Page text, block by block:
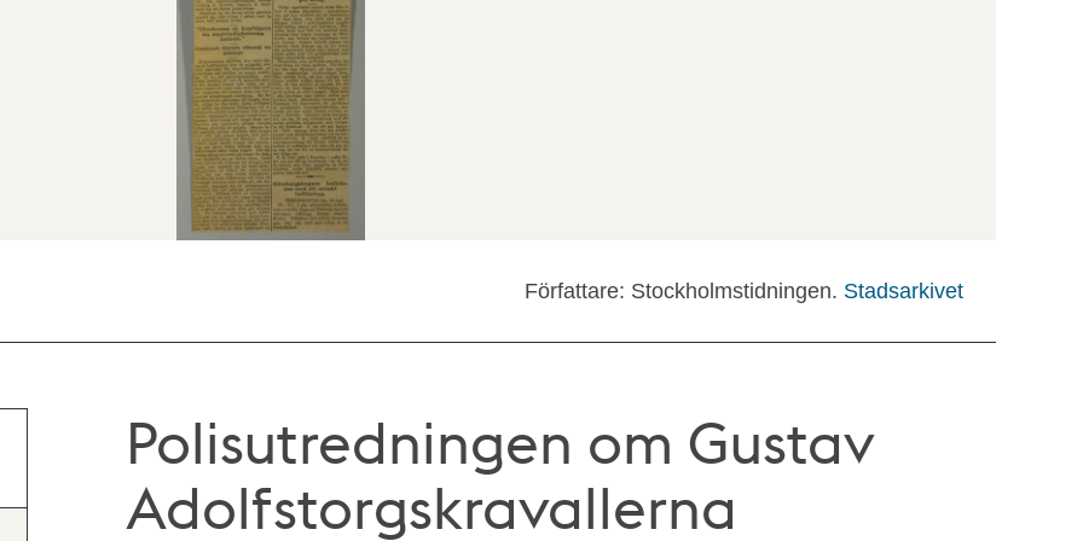
Författare: Stockholmstidningen. Stadsarkivet
Polisutredningen om Gustav
Adolfstorgskravallerna